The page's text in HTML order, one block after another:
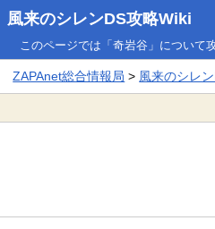
風来のシレンDS攻略Wiki
このページでは「奇岩谷」について
ZAPAnet総合情報局 > 風来のシレ